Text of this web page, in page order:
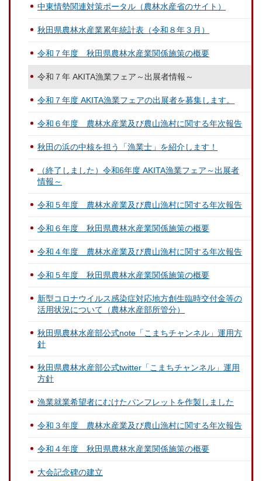
中東情勢関連対策ポータル（農林水産省のサイト）
秋田県農林水産業累年統計表（令和８年３月）
令和７年度 秋田県農林水産業関係施策の概要
令和７年 AKITA漁業フェア～出展者情報～
令和７年度 AKITA漁業フェアの出展者を募集します。
令和６年度 農林水産業及び農山漁村に関する年次報告
秋田の浜の中核を担う「漁業士」を紹介します！
（終了しました）令和6年度 AKITA漁業フェア～出展者
情報～
令和５年度 農林水産業及び農山漁村に関する年次報告
令和６年度 秋田県農林水産業関係施策の概要
令和４年度 農林水産業及び農山漁村に関する年次報告
令和５年度 秋田県農林水産業関係施策の概要
新型コロナウイルス感染症対応地方創生臨時交付金等の
活用状況について（農林水産部所管分）
秋田県農林水産部公式note「こまちチャンネル」運用方
針
秋田県農林水産部公式twitter「こまちチャンネル」運用
方針
漁業就業希望者にむけたパンフレットを作製しました
令和３年度 農林水産業及び農山漁村に関する年次報告
令和４年度 秋田県農林水産業関係施策の概要
大会記念碑の建立